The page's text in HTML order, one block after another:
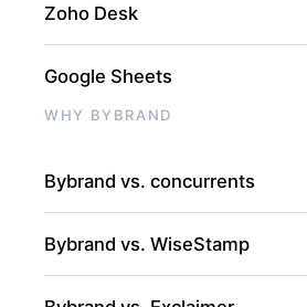
Zoho Desk
Google Sheets
WHY BYBRAND
Bybrand vs. concurrents
Bybrand vs. WiseStamp